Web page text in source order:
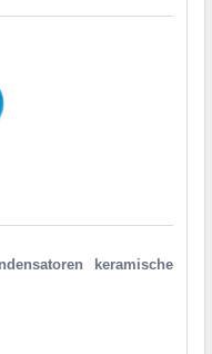
keramische